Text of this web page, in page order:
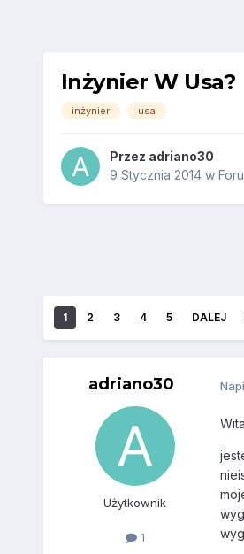
Inżynier W Usa?
inżynier usa
Przez adriano30
9 Stycznia 2014w
1 2 3 4 5 DALEJ
adriano30
Użytkownik
1